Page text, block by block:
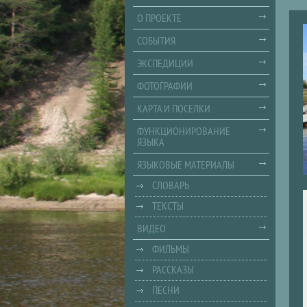
О ПРОЕКТЕ
СОБЫТИЯ
ЭКСПЕДИЦИИ
ФОТОГРАФИИ
КАРТА И ПОСЕЛКИ
ФУНКЦИОНИРОВАНИЕ
ЯЗЫКА
ЯЗЫКОВЫЕ МАТЕРИАЛЫ
СЛОВАРЬ
ТЕКСТЫ
ВИДЕО
ФИЛЬМЫ
РАССКАЗЫ
ПЕСНИ